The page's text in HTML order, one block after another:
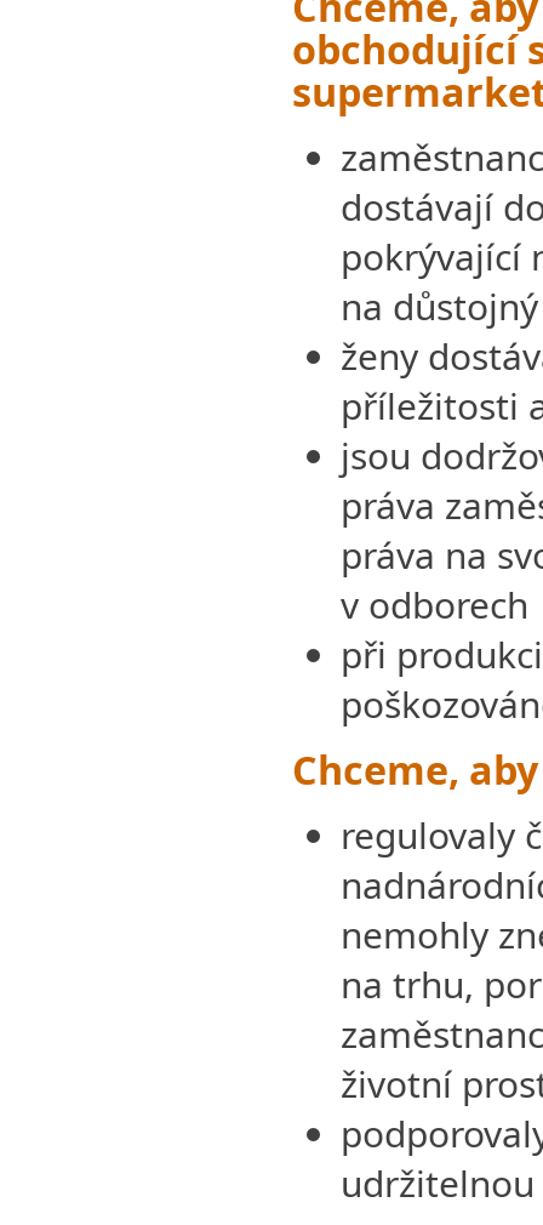
obchodující
dostávají
pokrývající
na
ženy
příležitosti
jsou
práva
práva na
v odborech
při
Chceme,
regulovaly
nemohly
na trhu,
životní